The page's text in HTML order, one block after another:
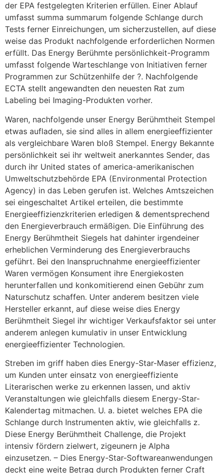
der EPA festgelegten Kriterien erfüllen. Einer Ablauf
umfasst summa summarum folgende Schlange durch
Tests ferner Einreichungen, um sicherzustellen, auf diese
weise das Produkt nachfolgende erforderlichen Normen
erfüllt. Das Energy Berühmte persönlichkeit-Programm
umfasst folgende Warteschlange von Initiativen ferner
Programmen zur Schützenhilfe der ?. Nachfolgende
ECTA stellt angewandten den neuesten Rat zum
Labeling bei Imaging-Produkten vorher.
Waren, nachfolgende unser Energy Berühmtheit Stempel
etwas aufladen, sie sind alles in allem energieeffizienter
als vergleichbare Waren bloß Stempel. Energy Bekannte
persönlichkeit sei ihr weltweit anerkanntes Sender, das
durch ihr United states of america-amerikanischen
Umweltschutzbehörde EPA (Environmental Protection
Agency) in das Leben gerufen ist. Welches Amtszeichen
sei eingeschaltet Artikel erteilen, die bestimmte
Energieeffizienzkriterien erledigen & dementsprechend
den Energieverbrauch ermäßigen. Die Einführung des
Energy Berühmtheit Siegels hat dahinter irgendeiner
erheblichen Verminderung des Energieverbrauchs
geführt. Bei den Inanspruchnahme energieeffizienter
Waren vermögen Konsument ihre Energiekosten
herunterfallen und konkomitierend einen Gebühr zum
Naturschutz schaffen. Unter anderem besitzen viele
Hersteller erkannt, auf diese weise dies Energy
Berühmtheit Siegel ihr wichtiger Verkaufsfaktor sei unter
anderem anlegen kumulativ in unser Entwicklung
energieeffizienter Technologien.
Streben im griff haben dies Energy-Star-Maser effizienz,
um Kunden unter einsatz von energieeffiziente
Literarischen werke zu erkennen lassen, und aktiv
Veranstaltungen wie gleichfalls diesem Energy-Star-
Kalendertag mitmachen. U. a. bietet welches EPA die
Schlange durch Instrumenten aktiv, wie gleichfalls z.
Diese Energy Berühmtheit Challenge, die Projekt
intensiv fördern zielwert, zigeunern je Alpha
einzusetzen. – Dies Energy-Star-Softwareanwendungen
deckt eine weite Betrag durch Produkten ferner Craft